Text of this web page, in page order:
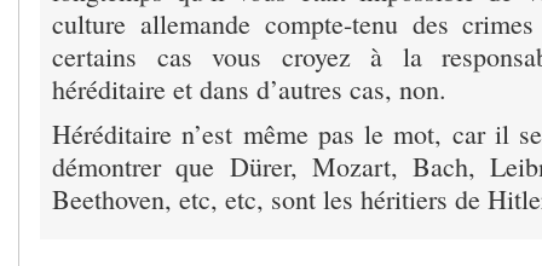
culture allemande compte-tenu des
certains cas vous croyez à la
héréditaire et dans d’autres cas, non.
Héréditaire n’est même pas le mot, car il
démontrer que Dürer, Mozart, Bach,
Beethoven, etc, etc, sont les héritiers de